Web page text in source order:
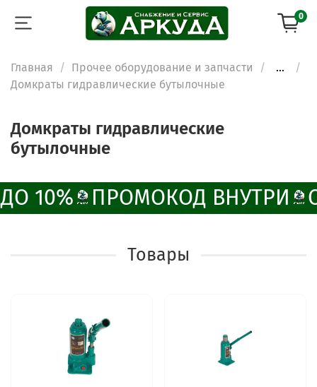
0
Главная Прочее оборудование и запчасти
...
Домкраты гидравлические бутылочные
Домкраты гидравлические
бутылочные
10% ПРОМОКОД ВНУТРИ
Товары